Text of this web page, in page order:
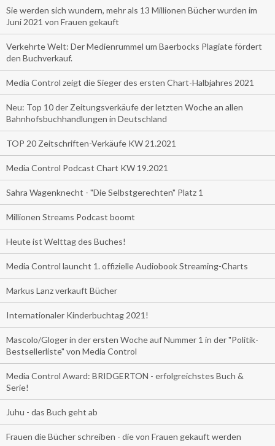
Sie werden sich wundern, mehr als 13 Millionen Bücher wurden im
Juni 2021 von Frauen gekauft
Verkehrte Welt: Der Medienrummel um Baerbocks Plagiate fördert
den Buchverkauf.
Media Control zeigt die Sieger des ersten Chart-Halbjahres 2021
Neu: Top 10 der Zeitungsverkäufe der letzten Woche an allen
Bahnhofsbuchhandlungen in Deutschland
TOP 20 Zeitschriften-Verkäufe KW 21.2021
Media Control Podcast Chart KW 19.2021
Sahra Wagenknecht - "Die Selbstgerechten" Platz 1
Millionen Streams Podcast boomt
Heute ist Welttag des Buches!
Media Control launcht 1. offizielle Audiobook Streaming-Charts
Markus Lanz verkauft Bücher
Internationaler Kinderbuchtag 2021!
Mascolo/Gloger in der ersten Woche auf Nummer 1 in der "Politik-
Bestsellerliste" von Media Control
Media Control Award: BRIDGERTON - erfolgreichstes Buch &
Serie!
Juhu - das Buch geht ab
Frauen die Bücher schreiben - die von Frauen gekauft werden